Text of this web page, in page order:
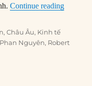
Continue reading“Đánh
,Châu Âu, Kinh tế
Phan Nguyên, Robert